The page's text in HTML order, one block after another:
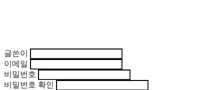
글쓴이
이메일
비밀번호
비밀번호 확인